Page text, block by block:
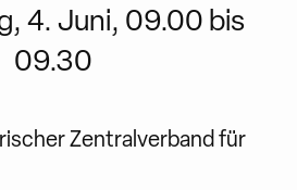
4. Juni, 09.00 bis
09.30
Zentralverband für